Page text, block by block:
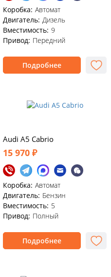
Коробка: Автомат
Двигатель: Дизель
Вместимость: 9
Привод: Передний
Подробнее
Audi A5 Cabrio
15 970 ₽
Коробка: Автомат
Двигатель: Бензин
Вместимость: 5
Привод: Полный
Подробнее